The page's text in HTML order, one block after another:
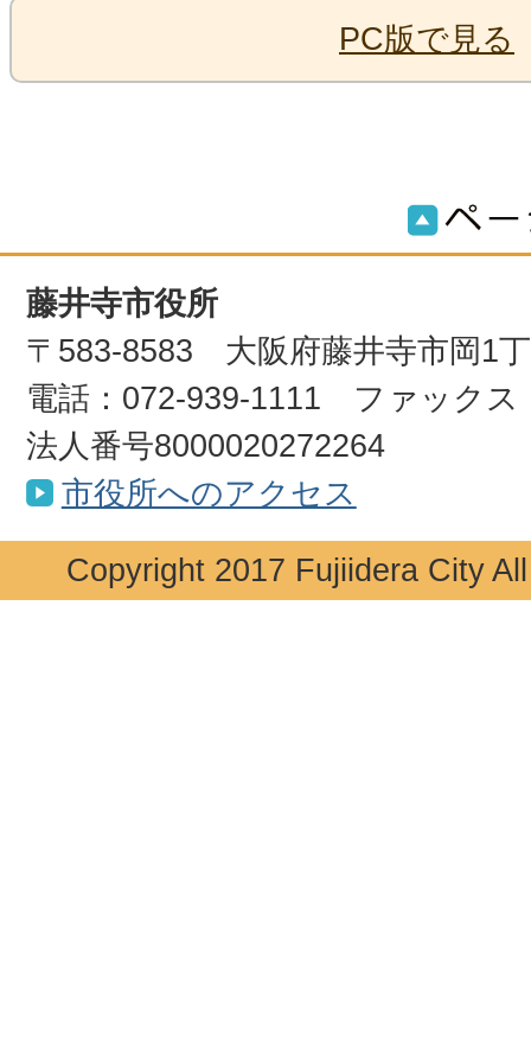
PC版で見る
藤井寺市役所
〒583-8583 大阪府藤井寺市岡1
電話：072-939-1111 ファックス
法人番号8000020272264
市役所へのアクセス
Copyright 2017 Fujiidera City